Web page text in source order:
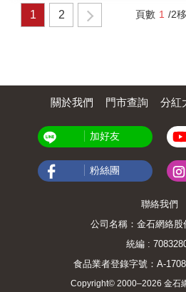
電影、打麻雀和
認識殖民地處境下
涉多元面向，以及
地人的存在價值。
鎮，吳新榮醫師的
是如何撫慰著殖民
新榮出生於二十世
臺灣的穩定期，
治下渡過；然而
晚年的吳新榮，
人一樣，在充滿
從半殖民地政權
大時代，在文學創
出他的個人價值取
1 2 頁數 1 /2
關於我們 門市查詢 分紅
加好友
粉絲團
聯絡我們
公司名稱：金石網絡股
統編 :
食品業者登錄字號：A-
Copyright© 2000–2026 金石